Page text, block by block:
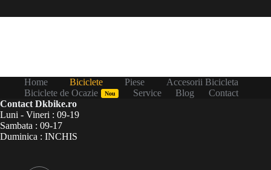
Home Biciclete Piese
Accesorii Bicicleta
Biciclete de Ocazie
Nou Service Blog
Contact
Contact Dkbike.ro
Luni - Vineri : 09-19
Sambata : 09-17
Duminica : INCHIS